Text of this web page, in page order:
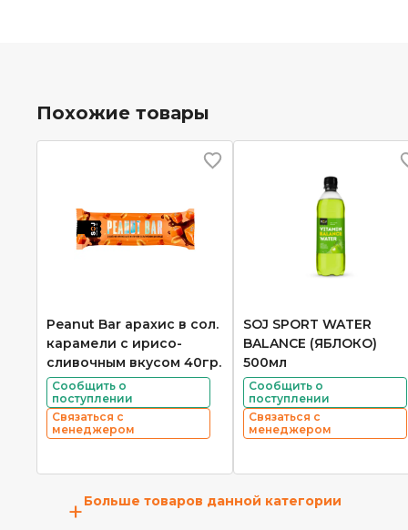
Похожие товары
Peanut Bar арахис в сол.
карамели с ирисо-
сливочным вкусом 40гр.
Сообщить о
поступлении
Связаться с
менеджером
SOJ SPORT WATER
BALANCE (ЯБЛОКО)
500мл
Сообщить о
поступлении
Связаться с
менеджером
+Больше товаров данной категории